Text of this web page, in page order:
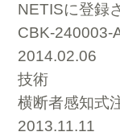
NETISに登録
CBK-240003-
2014.02.06
技術
横断者感知式
2013.11.11